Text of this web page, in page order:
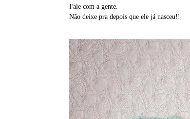
Fale com a gente.
Não deixe pra depois que ele já nasceu!!